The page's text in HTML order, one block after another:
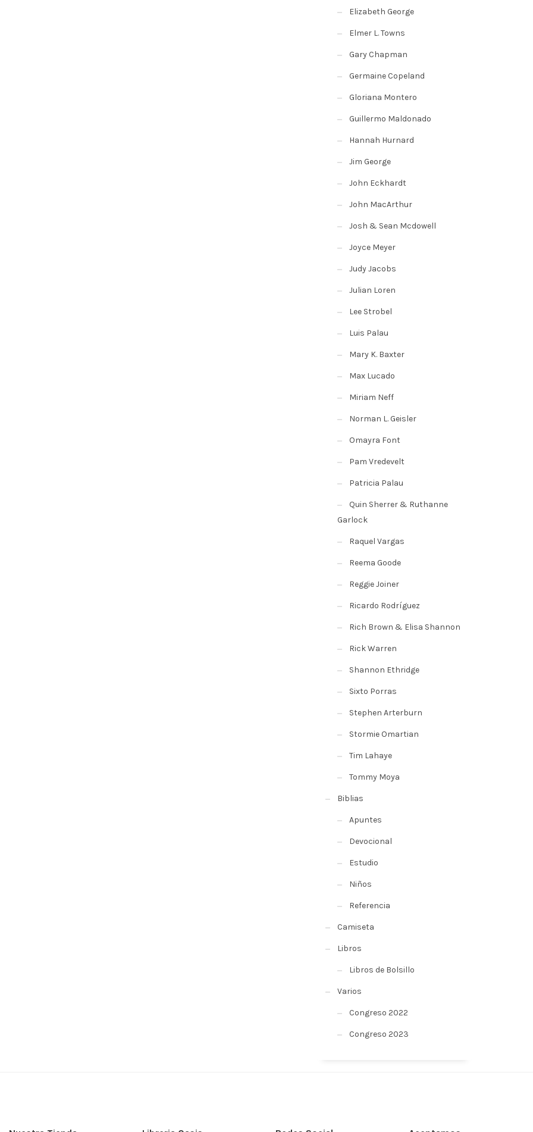
Elizabeth George
Elmer L. Towns
Gary Chapman
Germaine Copeland
Gloriana Montero
Guillermo Maldonado
Hannah Hurnard
Jim George
John Eckhardt
John MacArthur
Josh & Sean Mcdowell
Joyce Meyer
Judy Jacobs
Julian Loren
Lee Strobel
Luis Palau
Mary K. Baxter
Max Lucado
Miriam Neff
Norman L. Geisler
Omayra Font
Pam Vredevelt
Patricia Palau
Quin Sherrer & Ruthanne
Garlock
Raquel Vargas
Reema Goode
Reggie Joiner
Ricardo Rodríguez
Rich Brown & Elisa Shannon
Rick Warren
Shannon Ethridge
Sixto Porras
Stephen Arterburn
Stormie Omartian
Tim Lahaye
Tommy Moya
Biblias
Apuntes
Devocional
Estudio
Niños
Referencia
Camiseta
Libros
Libros de Bolsillo
Varios
Congreso 2022
Congreso 2023